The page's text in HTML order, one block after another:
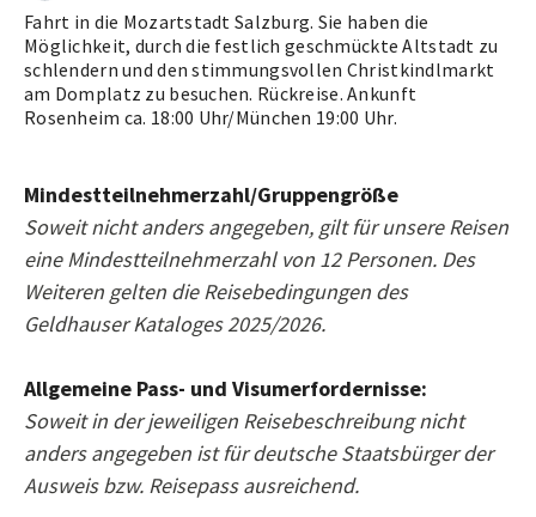
Fahrt in die Mozartstadt Salzburg. Sie haben die
Möglichkeit, durch die festlich geschmückte Altstadt zu
schlendern und den stimmungsvollen Christkindlmarkt
am Domplatz zu besuchen. Rückreise. Ankunft
Rosenheim ca. 18:00 Uhr/München 19:00 Uhr.
Mindestteilnehmerzahl/Gruppengröße
Soweit nicht anders angegeben, gilt für unsere Reisen
eine Mindestteilnehmerzahl von 12 Personen. Des
Weiteren gelten die Reisebedingungen des
Geldhauser Kataloges 2025/2026.
Allgemeine Pass- und Visumerfordernisse:
Soweit in der jeweiligen Reisebeschreibung nicht
anders angegeben ist für deutsche Staatsbürger der
Ausweis bzw. Reisepass ausreichend.